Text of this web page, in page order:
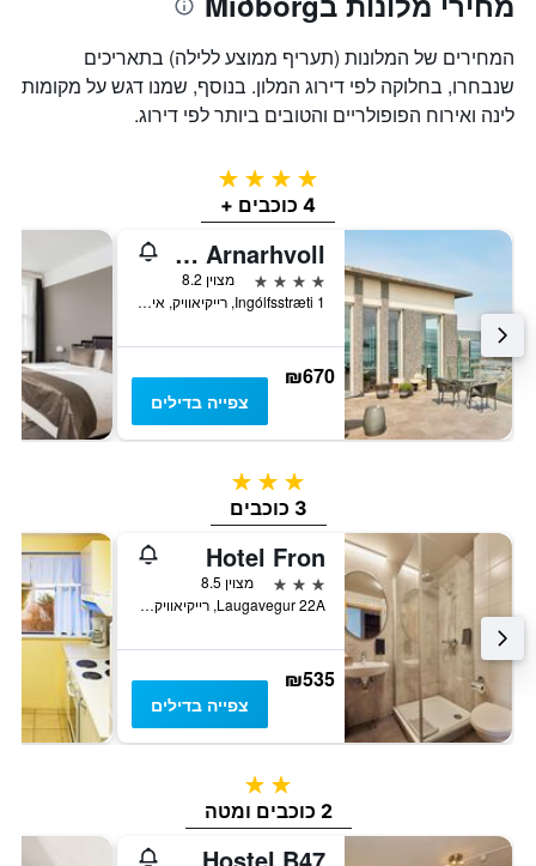
המחירים של המלונות (תעריף ממוצע ללילה) בתאריכים
שנבחרו, בחלוקה לפי דירוג המלון. בנוסף, שמנו דגש על מקומות
לינה ואירוח הפופולריים והטובים ביותר לפי דירוג.
4 כוכבים
4 כוכבים +
Center Hotels Arnarhvoll
4 כוכבים
מצוין 8.2
Ingólfsstræti 1, רייקיאוויק, איסלנד
₪670
צפייה בדילים
3 כוכבים
3 כוכבים
Hotel Fron
3 כוכבים
מצוין 8.5
Laugavegur 22A, רייקיאוויק, איסלנד
₪535
צפייה בדילים
2 כוכבים
2 כוכבים ומטה